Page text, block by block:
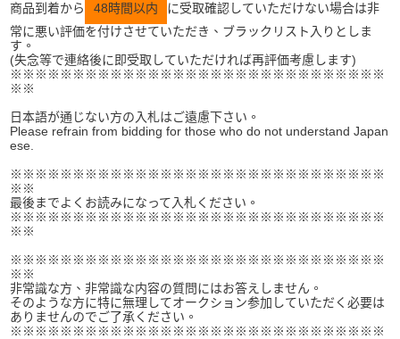
商品到着から
48時間以内
に受取確認していただけない場合は非
常に悪い評価を付けさせていただき、ブラックリスト入りとしま
す。
(失念等で連絡後に即受取していただければ再評価考慮します)
※※※※※※※※※※※※※※※※※※※※※※※※※※※※※※
※※
日本語が通じない方の入札はご遠慮下さい。
Please refrain from bidding for those who do not understand Japan
ese.
※※※※※※※※※※※※※※※※※※※※※※※※※※※※※※
※※
最後までよくお読みになって入札ください。
※※※※※※※※※※※※※※※※※※※※※※※※※※※※※※
※※
※※※※※※※※※※※※※※※※※※※※※※※※※※※※※※
※※
非常識な方、非常識な内容の質問にはお答えしません。
そのような方に特に無理してオークション参加していただく必要は
ありませんのでご了承ください。
※※※※※※※※※※※※※※※※※※※※※※※※※※※※※※